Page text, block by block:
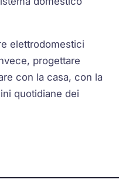
elettrodomestici
progettare
con la casa, con la
quotidiane dei